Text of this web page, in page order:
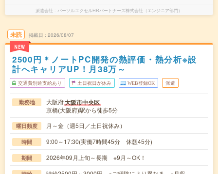
派遣会社 パーソルエクセルHRパートナーズ株式会社（エンジニア部門）
未読
NEW
掲載日 2026/08/07
2500円＊ノートPC開発の熱評価・熱分析※設
計へキャリアUP！月38万～
交通費別途支給あり 土日祝日が休み WEB登録OK 派遣
勤務地 大阪府大阪市中央区
京橋(大阪府)駅から徒歩5分
曜日頻度 月～金（週5日／土日祝休み）
時間 9:00～17:30(実働7時間45分 休憩45分)
期間 2026年09月上旬～長期 ※9月～OK！